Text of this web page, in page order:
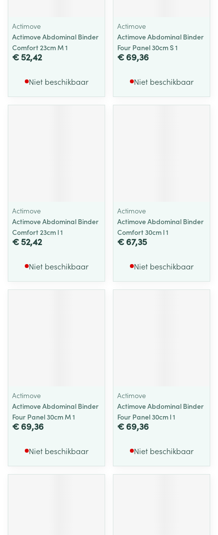
Actimove
Actimove Abdominal Binder
Comfort 23cm M 1
€ 52,42
Niet beschikbaar
Actimove
Actimove Abdominal Binder
Four Panel 30cm S 1
€ 69,36
Niet beschikbaar
Actimove
Actimove Abdominal Binder
Comfort 23cm l 1
€ 52,42
Niet beschikbaar
Actimove
Actimove Abdominal Binder
Comfort 30cm l 1
€ 67,35
Niet beschikbaar
Actimove
Actimove Abdominal Binder
Four Panel 30cm M 1
€ 69,36
Niet beschikbaar
Actimove
Actimove Abdominal Binder
Four Panel 30cm l 1
€ 69,36
Niet beschikbaar